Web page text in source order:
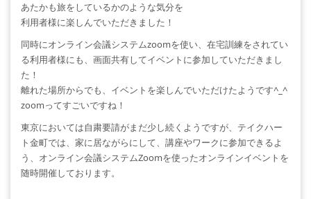
あたかも旅をしているかのような気分を
利用者様に楽しんでいただきました！
同時にオンライン会議システムzoomを使い、在宅訓練をされてい
る利用者様にも、画面共有してイベントに参加していただきまし
た！
離れた場所からでも、イベントを楽しんでいただけたようです^_^
zoomってすごいですね！
東京においては自粛要請がまだ少し続くようですが、テイクハー
ト金町では、家に居ながらにして、講座やワークに参加できるよ
う、オンライン会議システムZoomを使ったオンラインイベントを
随時開催しております。